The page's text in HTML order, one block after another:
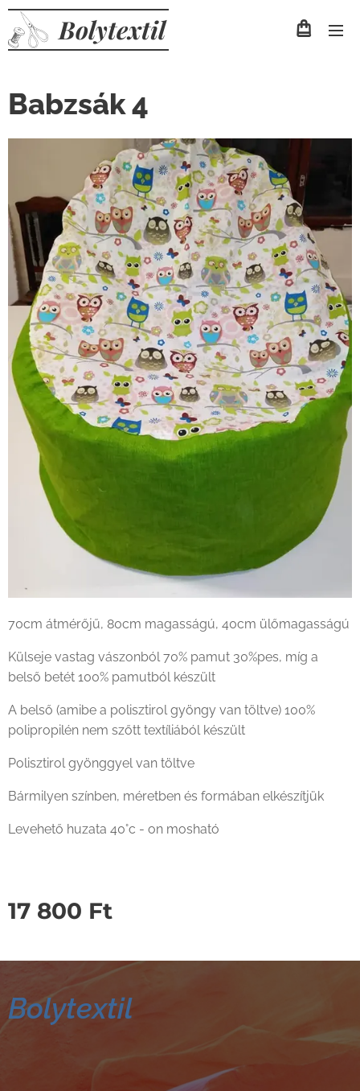
Bolytextil
Babzsák 4
70cm átmérőjű, 80cm magasságú, 40cm ülőmagasságú
Külseje vastag vászonból 70% pamut 30%pes, míg a
belső betét 100% pamutból készült
A belső (amibe a polisztirol gyöngy van töltve) 100%
polipropilén nem szőtt textíliából készült
Polisztirol gyönggyel van töltve
Bármilyen színben, méretben és formában elkészítjük
Levehető huzata 40°c - on mosható
17 800 Ft
Bolytextil